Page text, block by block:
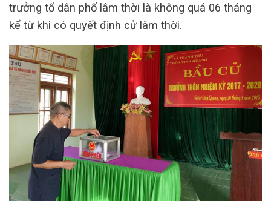
trưởng tổ dân phố lâm thời là không quá 06 tháng
kể từ khi có quyết định cử lâm thời.